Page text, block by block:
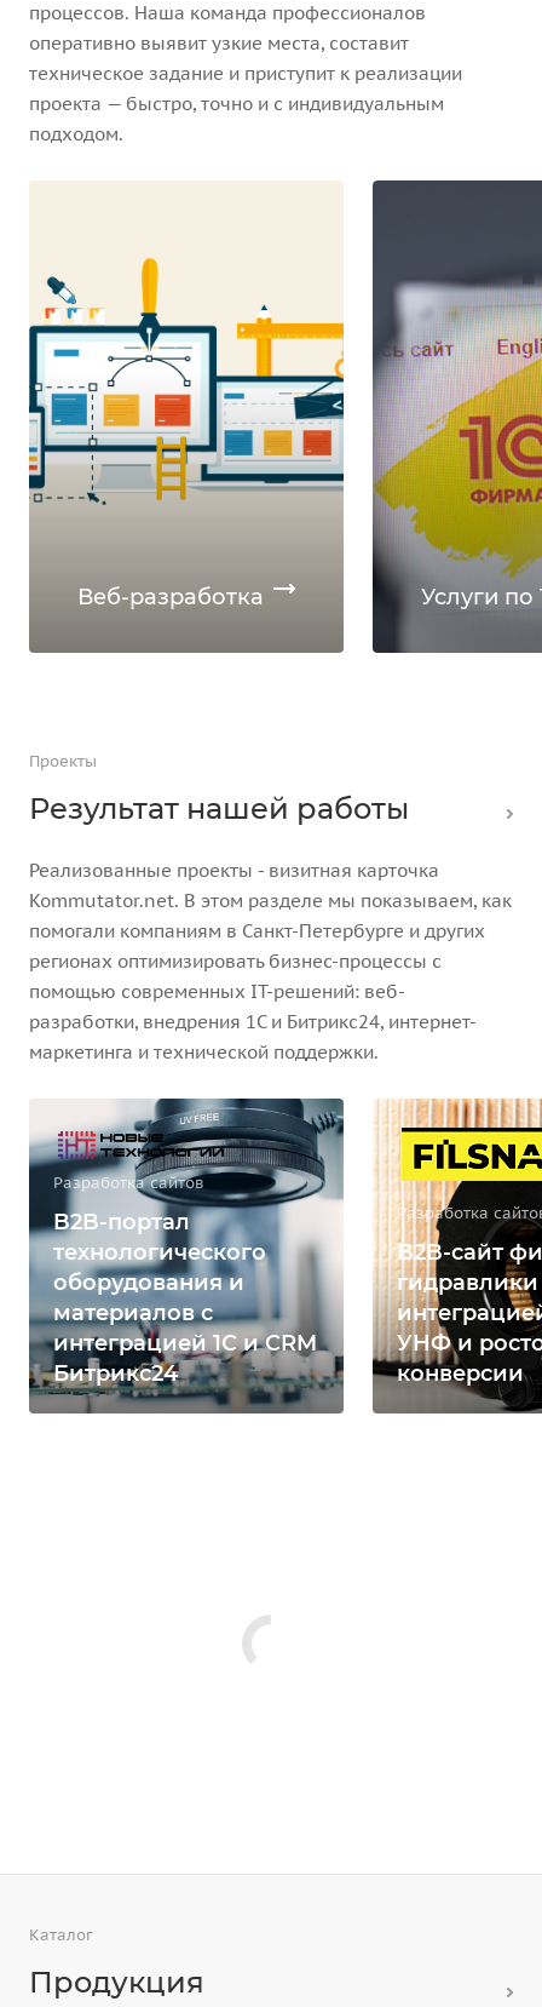
процессов. Наша команда профессионалов
оперативно выявит узкие места, составит
техническое задание и приступит к реализации
проекта — быстро, точно и с индивидуальным
подходом.
Веб-разработка Услуги по
Проекты
Результат нашей работы
Реализованные проекты - визитная карточка
Kommutator.net. В этом разделе мы показываем, как
помогали компаниям в Санкт-Петербурге и других
регионах оптимизировать бизнес-процессы с
помощью современных IT-решений: веб-
разработки, внедрения 1С и Битрикс24, интернет-
маркетинга и технической поддержки.
Разработка сайтов
B2B-портал
технологического
оборудования и
материалов с
интеграцией 1С и CRM
Битрикс24
Разработка
B2B-сайт
гидравлики
УНФ и
конверсии
Каталог
Продукция